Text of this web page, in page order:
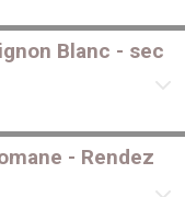
Blanc - sec
- Rendez